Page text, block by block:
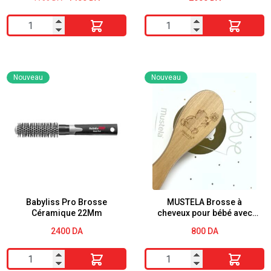
initial
1700 DA.
actuel
1400 DA.
quantité
de
Provost
Laque
Fixation
Souple
quantité
de
PRO
BABCB2E
CÉRAMIQUE
32mm
Babyliss Pro Brosse
Céramique 22Mm
Nouveau
2400 DA
quantité
MUSTELA Brosse à
cheveux pour bébé avec
Nouveau
800 DA
quantité